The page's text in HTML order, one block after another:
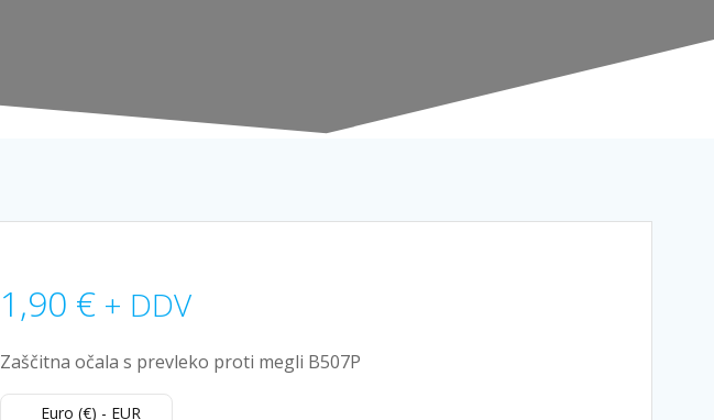
1,90 € + DDV
Zaščitna očala s prevleko proti megli B507P
Euro (€) - EUR